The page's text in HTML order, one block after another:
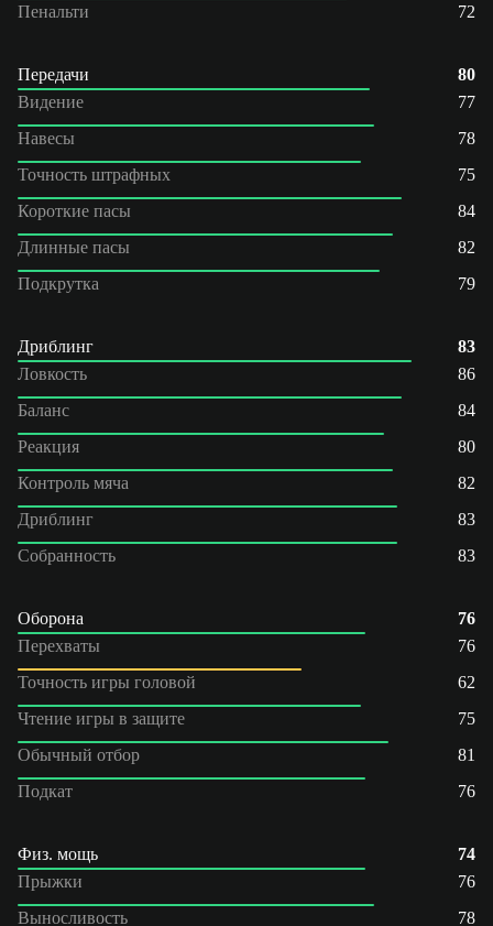
Пенальти
72
Передачи
80
Видение
77
Навесы
78
Точность штрафных
75
Короткие пасы
84
Длинные пасы
82
Подкрутка
79
Дриблинг
83
Ловкость
86
Баланс
84
Реакция
80
Контроль мяча
82
Дриблинг
83
Собранность
83
Оборона
76
Перехваты
76
Точность игры головой
62
Чтение игры в защите
75
Обычный отбор
81
Подкат
76
Физ. мощь
74
Прыжки
76
Выносливость
78